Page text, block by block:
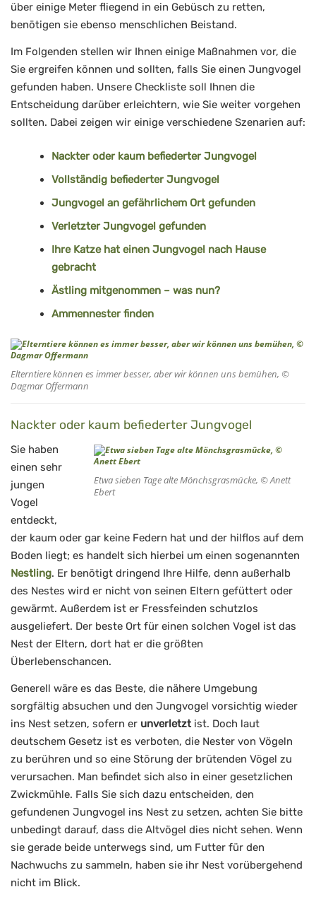
über einige Meter fliegend in ein Gebüsch zu retten,
benötigen sie ebenso menschlichen Beistand.
Im Folgenden stellen wir Ihnen einige Maßnahmen vor, die
Sie ergreifen können und sollten, falls Sie einen Jungvogel
gefunden haben. Unsere Checkliste soll Ihnen die
Entscheidung darüber erleichtern, wie Sie weiter vorgehen
sollten. Dabei zeigen wir einige verschiedene Szenarien auf:
Nackter oder kaum befiederter Jungvogel
Vollständig befiederter Jungvogel
Jungvogel an gefährlichem Ort gefunden
Verletzter Jungvogel gefunden
Ihre Katze hat einen Jungvogel nach Hause
gebracht
Ästling mitgenommen – was nun?
Ammennester finden
Elterntiere können es immer besser, aber wir können uns bemühen, ©
Dagmar Offermann
Nackter oder kaum befiederter Jungvogel
Etwa sieben Tage alte Mönchsgrasmücke, © Anett
Ebert
Sie haben
einen sehr
jungen
Vogel
entdeckt,
der kaum oder gar keine Federn hat und der hilflos auf dem
Boden liegt; es handelt sich hierbei um einen sogenannten
Nestling. Er benötigt dringend Ihre Hilfe, denn außerhalb
des Nestes wird er nicht von seinen Eltern gefüttert oder
gewärmt. Außerdem ist er Fressfeinden schutzlos
ausgeliefert. Der beste Ort für einen solchen Vogel ist das
Nest der Eltern, dort hat er die größten
Überlebenschancen.
Generell wäre es das Beste, die nähere Umgebung
sorgfältig absuchen und den Jungvogel vorsichtig wieder
ins Nest setzen, sofern er unverletzt ist. Doch laut
deutschem Gesetz ist es verboten, die Nester von Vögeln
zu berühren und so eine Störung der brütenden Vögel zu
verursachen. Man befindet sich also in einer gesetzlichen
Zwickmühle. Falls Sie sich dazu entscheiden, den
gefundenen Jungvogel ins Nest zu setzen, achten Sie bitte
unbedingt darauf, dass die Altvögel dies nicht sehen. Wenn
sie gerade beide unterwegs sind, um Futter für den
Nachwuchs zu sammeln, haben sie ihr Nest vorübergehend
nicht im Blick.